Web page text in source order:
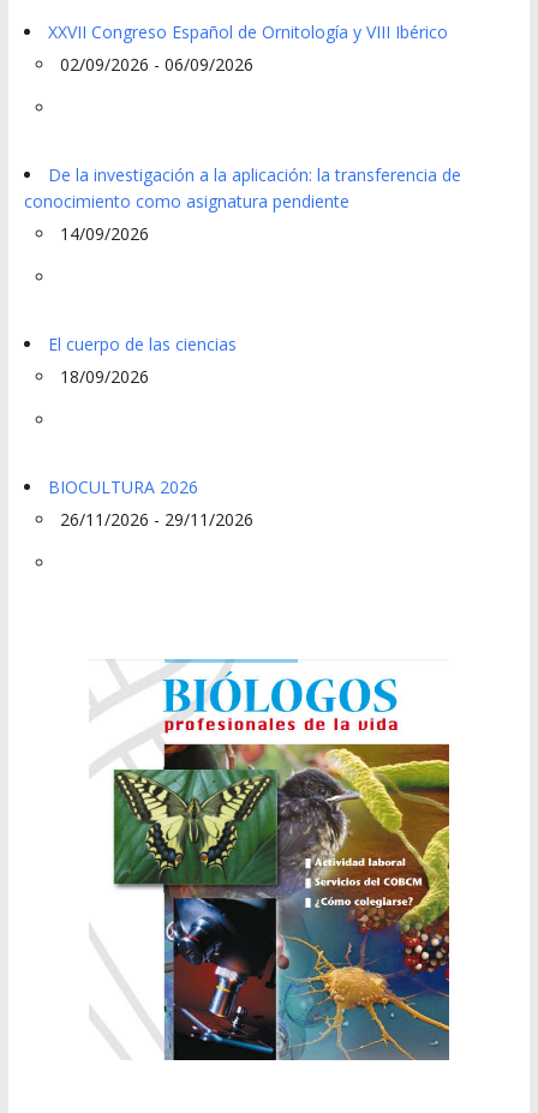
XXVII Congreso Español de Ornitología y VIII Ibérico
02/09/2026 - 06/09/2026
De la investigación a la aplicación: la transferencia de
conocimiento como asignatura pendiente
14/09/2026
El cuerpo de las ciencias
18/09/2026
BIOCULTURA 2026
26/11/2026 - 29/11/2026